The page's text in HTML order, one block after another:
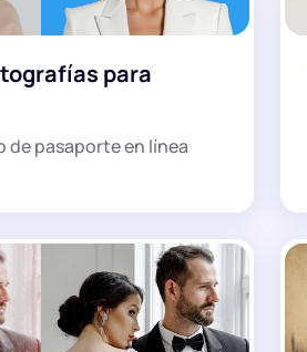
para
de pasaporte en línea